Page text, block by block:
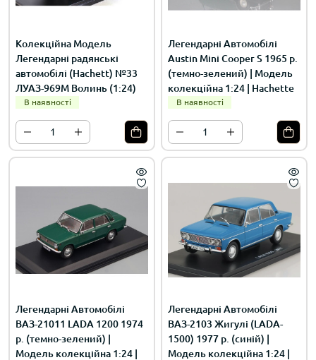
Колекційна Модель
Легендарні радянські
автомобілі (Hachett) №33
ЛУАЗ-969М Волинь (1:24)
В наявності
Легендарні Автомобілі
Austin Mini Cooper S 1965 р.
(темно-зелений) | Модель
колекційна 1:24 | Hachette
В наявності
Легендарні Автомобілі
ВАЗ-21011 LADA 1200 1974
р. (темно-зелений) |
Модель колекційна 1:24 |
Легендарні Автомобілі
ВАЗ-2103 Жигулі (LADA-
1500) 1977 р. (синій) |
Модель колекційна 1:24 |